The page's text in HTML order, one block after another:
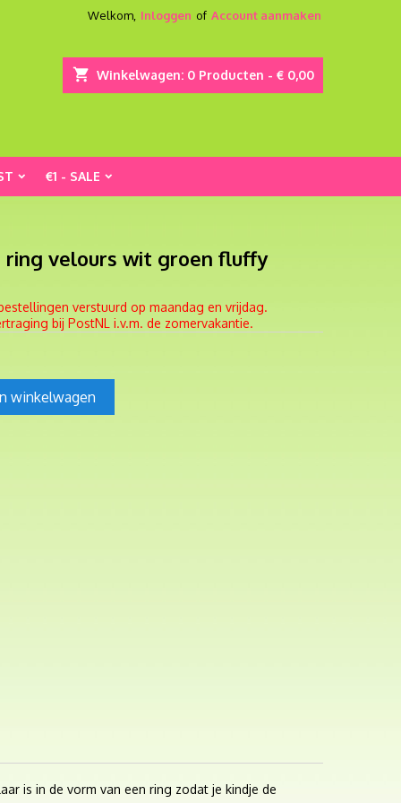
Welkom, Inloggen of Account aanmaken
shopping_cart Winkelwagen: 0 Producten - € 0,00
€1 - SALE
ring velours wit groen fluffy
verstuurd op maandag en vrijdag.
bij PostNL i.v.m. de zomervakantie.
winkelwagen
is in de vorm van een ring zodat je kindje de